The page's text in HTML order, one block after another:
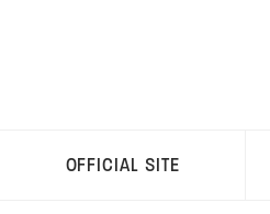
OFFICIAL SITE